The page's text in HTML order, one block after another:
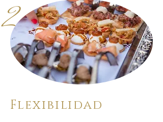
2
Flexibilidad